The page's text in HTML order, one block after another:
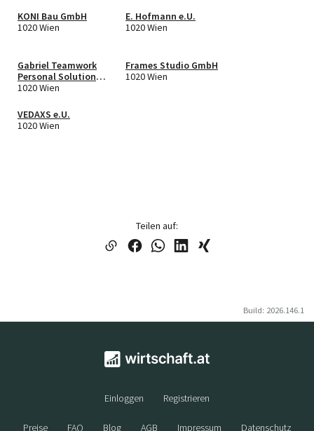
KONI Bau GmbH
1020 Wien
E. Hofmann e.U.
1020 Wien
Gabriel Teamwork
Personal Solutions
GmbH
1020 Wien
Frames Studio GmbH
1020 Wien
VEDAXS e.U.
1020 Wien
Teilen auf:
Build: 2026.146.1
Einloggen Registrieren
Preise FAQ Blog AGB Impressum Datenschutz